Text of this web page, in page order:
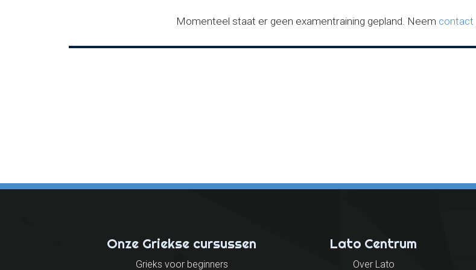
Momenteel staat er geen examentraining gepland. Neem contact
Onze Griekse cursussen
Grieks voor beginners
Lato Centrum
Over Lato